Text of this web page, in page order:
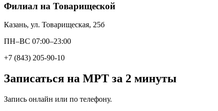
Филиал на Товарищеской
Казань, ул. Товарищеская, 25б
ПН–ВС 07:00–23:00
+7 (843) 205-90-10
Записаться на МРТ за 2 минуты
Запись онлайн или по телефону.